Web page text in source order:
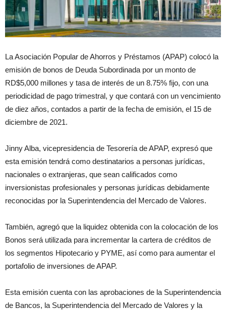
La Asociación Popular de Ahorros y Préstamos (APAP) colocó la
emisión de bonos de Deuda Subordinada por un monto de
RD$5,000 millones y tasa de interés de un 8.75% fijo, con una
periodicidad de pago trimestral, y que contará con un vencimiento
de diez años, contados a partir de la fecha de emisión, el 15 de
diciembre de 2021.
Jinny Alba, vicepresidencia de Tesorería de APAP, expresó que
esta emisión tendrá como destinatarios a personas jurídicas,
nacionales o extranjeras, que sean calificados como
inversionistas profesionales y personas jurídicas debidamente
reconocidas por la Superintendencia del Mercado de Valores.
También, agregó que la liquidez obtenida con la colocación de los
Bonos será utilizada para incrementar la cartera de créditos de
los segmentos Hipotecario y PYME, así como para aumentar el
portafolio de inversiones de APAP.
Esta emisión cuenta con las aprobaciones de la Superintendencia
de Bancos, la Superintendencia del Mercado de Valores y la